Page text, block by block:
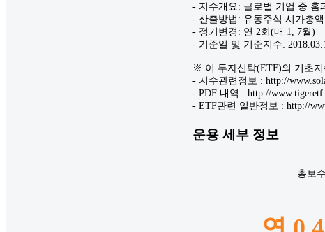
- 지수개요: 글로벌 기업 중 홈
- 산출방법: 유동주식 시가총
- 정기변경: 연 2회(매 1, 7월)
- 기준일 및 기준지수:
※ 이 투자신탁(ETF)의 기초
- 지수관련정보 : http://
- PDF 내역 : http://
- ETF관련 일반정보 : http://
운용 세부 정보
총보수